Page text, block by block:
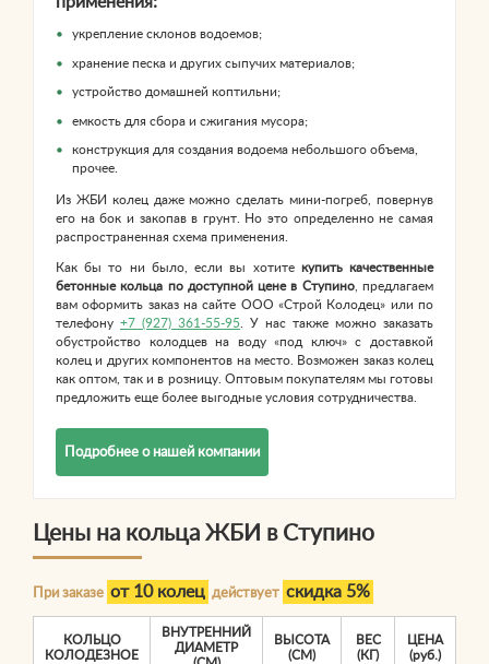
укрепление склонов водоемов;
хранение песка и других сыпучих материалов;
устройство домашней коптильни;
емкость для сбора и сжигания мусора;
конструкция для создания водоема небольшого объема,
прочее.
Из ЖБИ колец даже можно сделать мини-погреб, повернув
его на бок и закопав в грунт. Но это определенно не самая
распространенная схема применения.
Как бы то ни было, если вы хотите купить качественные
бетонные кольца по доступной цене в Ступино, предлагаем
вам оформить заказ на сайте ООО «Строй Колодец» или по
телефону +7 (927) 361-55-95. У нас также можно заказать
обустройство колодцев на воду «под ключ» с доставкой
колец и других компонентов на место. Возможен заказ колец
как оптом, так и в розницу. Оптовым покупателям мы готовы
предложить еще более выгодные условия сотрудничества.
Подробнее о нашей компании
Цены на кольца ЖБИ в Ступино
При заказе от 10 колец действует скидка 5%
КОЛЬЦО
КОЛОДЕЗНОЕ
ВНУТРЕННИЙ
ДИАМЕТР
ВЫСОТА
(СМ)
ВЕС
(КГ)
ЦЕНА
(руб.)